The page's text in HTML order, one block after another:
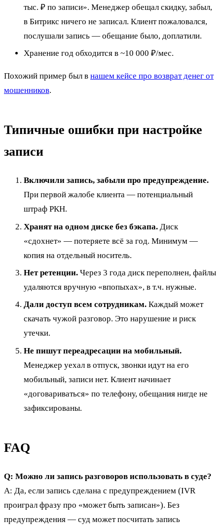
тыс. ₽ по записи». Менеджер обещал скидку, забыл,
в Битрикс ничего не записал. Клиент пожаловался,
послушали запись — обещание было, доплатили.
Хранение год обходится в ~10 000 ₽/мес.
Похожий пример был в нашем кейсе про возврат денег от
мошенников.
Типичные ошибки при настройке
записи
Включили запись, забыли про предупреждение.
При первой жалобе клиента — потенциальный
штраф РКН.
Хранят на одном диске без бэкапа. Диск
«сдохнет» — потеряете всё за год. Минимум —
копия на отдельный носитель.
Нет ретенции. Через 3 года диск переполнен, файлы
удаляются вручную «впопыхах», в т.ч. нужные.
Дали доступ всем сотрудникам. Каждый может
скачать чужой разговор. Это нарушение и риск
утечки.
Не пишут переадресации на мобильный.
Менеджер уехал в отпуск, звонки идут на его
мобильный, записи нет. Клиент начинает
«договариваться» по телефону, обещания нигде не
зафиксированы.
FAQ
Q: Можно ли запись разговоров использовать в суде?
A: Да, если запись сделана с предупреждением (IVR
проиграл фразу про «может быть записан»). Без
предупреждения — суд может посчитать запись